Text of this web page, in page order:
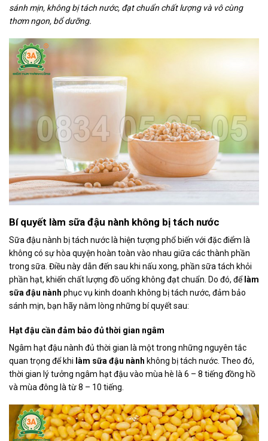
sánh mịn, không bị tách nước, đạt chuẩn chất lượng và vô cùng
thơm ngon, bổ dưỡng.
Bí quyết làm sữa đậu nành không bị tách nước
Sữa đậu nành bị tách nước là hiện tượng phổ biến với đặc điểm là
không có sự hòa quyện hoàn toàn vào nhau giữa các thành phần
trong sữa. Điều này dẫn đến sau khi nấu xong, phần sữa tách khỏi
phần hạt, khiến chất lượng đồ uống không đạt chuẩn. Do đó, để làm
sữa đậu nành phục vụ kinh doanh không bị tách nước, đảm bảo
sánh mịn, bạn hãy nằm lòng những bí quyết sau:
Hạt đậu cần đảm bảo đủ thời gian ngâm
Ngâm hạt đậu nành đủ thời gian là một trong những nguyên tắc
quan trọng để khi làm sữa đậu nành không bị tách nước. Theo đó,
thời gian lý tưởng ngâm hạt đậu vào mùa hè là 6 – 8 tiếng đồng hồ
và mùa đông là từ 8 – 10 tiếng.